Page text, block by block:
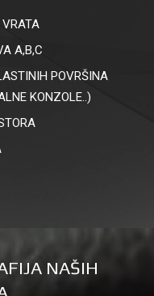
A,B,C
POVRŠINA
KONZOLE..)
NAŠIH